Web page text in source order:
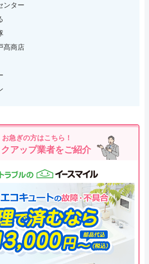
ンター
髙商店
お急ぎの方はこちら！
クアップ業者をご紹介